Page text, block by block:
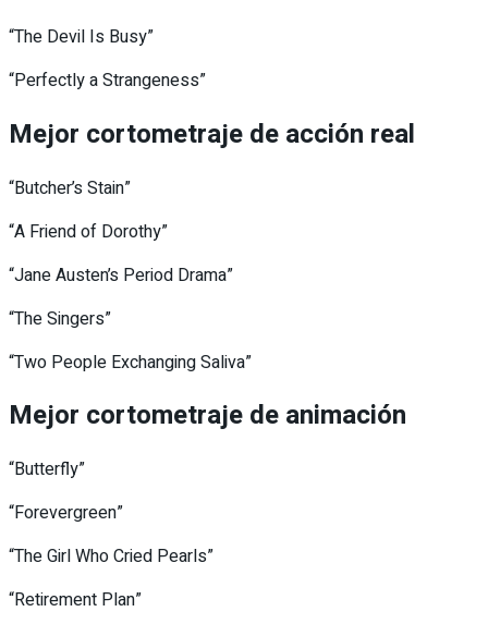
“The Devil Is Busy”
“Perfectly a Strangeness”
Mejor cortometraje de acción real
“Butcher’s Stain”
“A Friend of Dorothy”
“Jane Austen’s Period Drama”
“The Singers”
“Two People Exchanging Saliva”
Mejor cortometraje de animación
“Butterfly”
“Forevergreen”
“The Girl Who Cried Pearls”
“Retirement Plan”